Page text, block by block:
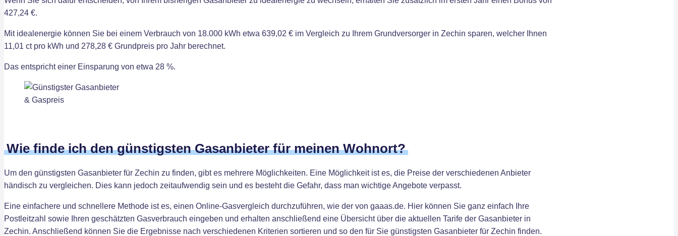
427,24 €.
Mit idealenergie können Sie bei einem Verbrauch von 18.000 kWh etwa 639,02 € im Vergleich zu Ihrem Grundversorger in Zechin sparen, welcher Ihnen
11,01 ct pro kWh und 278,28 € Grundpreis pro Jahr berechnet.
Das entspricht einer Einsparung von etwa 28 %.
Wie finde ich den günstigsten Gasanbieter für meinen Wohnort?
Um den günstigsten Gasanbieter für Zechin zu finden, gibt es mehrere Möglichkeiten. Eine Möglichkeit ist es, die Preise der verschiedenen Anbieter
händisch zu vergleichen. Dies kann jedoch zeitaufwendig sein und es besteht die Gefahr, dass man wichtige Angebote verpasst.
Eine einfachere und schnellere Methode ist es, einen Online-Gasvergleich durchzuführen, wie der von gaaas.de. Hier können Sie ganz einfach Ihre
Postleitzahl sowie Ihren geschätzten Gasverbrauch eingeben und erhalten anschließend eine Übersicht über die aktuellen Tarife der Gasanbieter in
Zechin. Anschließend können Sie die Ergebnisse nach verschiedenen Kriterien sortieren und so den für Sie günstigsten Gasanbieter für Zechin finden.